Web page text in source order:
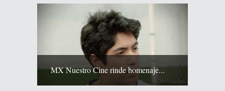
MX Nuestro Cine rinde homenaje...